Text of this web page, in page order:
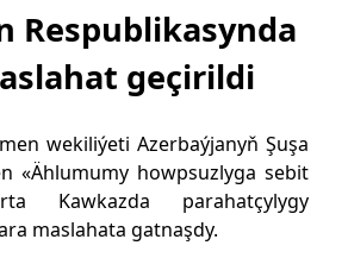
Respublikasynda
geçirildi
wekiliýeti Azerbaýjanyň Şuşa
«Ählumumy howpsuzlyga sebit
Kawkazda parahatçylygy
maslahata gatnaşdy.